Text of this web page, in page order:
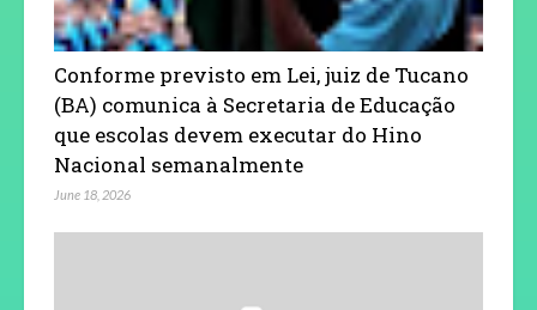
Conforme previsto em Lei, juiz de Tucano
(BA) comunica à Secretaria de Educação
que escolas devem executar do Hino
Nacional semanalmente
June 18, 2026